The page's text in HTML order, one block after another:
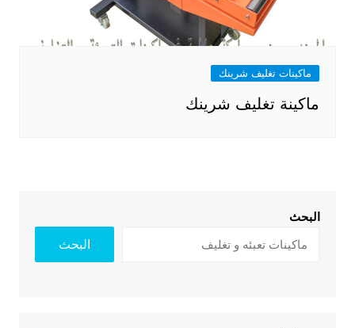
ماكينات تغليف شرينك
ماكينة تغليف شرينك
البحث
البحث